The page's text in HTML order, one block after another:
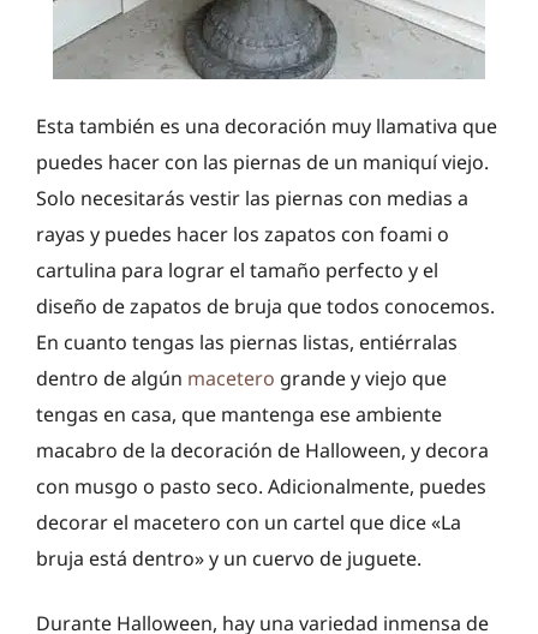
Esta también es una decoración muy llamativa que
puedes hacer con las piernas de un maniquí viejo.
Solo necesitarás vestir las piernas con medias a
rayas y puedes hacer los zapatos con foami o
cartulina para lograr el tamaño perfecto y el
diseño de zapatos de bruja que todos conocemos.
En cuanto tengas las piernas listas, entiérralas
dentro de algún macetero grande y viejo que
tengas en casa, que mantenga ese ambiente
macabro de la decoración de Halloween, y decora
con musgo o pasto seco. Adicionalmente, puedes
decorar el macetero con un cartel que dice «La
bruja está dentro» y un cuervo de juguete.
Durante Halloween, hay una variedad inmensa de